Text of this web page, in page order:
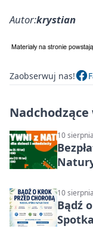
Autor:krystian
Zaobserwuj nas!
10
10
Bądź